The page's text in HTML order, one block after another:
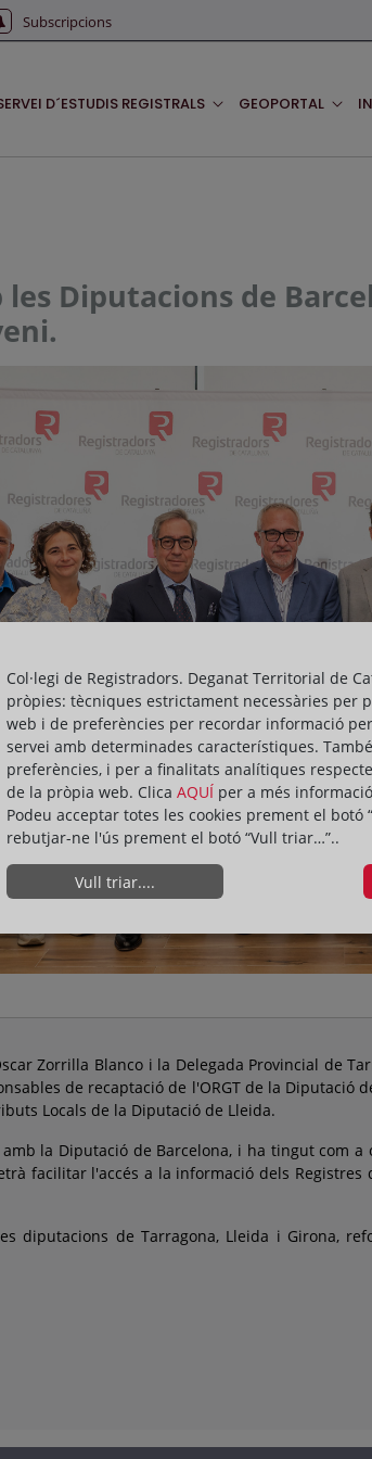
Subscripcions
D´ESTUDIS REGISTRALS GEOPORTAL
Diputacions de
Zorrilla Blanco i la Delegada Provincial de
de recaptació de l'ORGT de la Diputació
Locals de la Diputació de Lleida.
la Diputació de Barcelona, i ha tingut com
facilitar l'accés a la informació dels
diputacions de Tarragona, Lleida i Girona,
Col·legi de Registradors. Deganat Territorial de
pròpies: tècniques estrictament necessàries per
web i de preferències per recordar informació
servei amb determinades característiques.
preferències, i per a finalitats analítiques
de la pròpia web. Clica AQUÍ per a més
Podeu acceptar totes les cookies prement el botó
rebutjar-ne l'ús prement el botó “Vull triar…”..
Vull triar....